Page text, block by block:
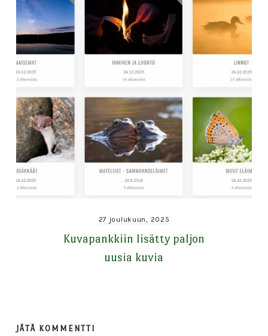
27 joulukuun, 2025
Kuvapankkiin lisätty paljon
uusia kuvia
JÄTÄ KOMMENTTI